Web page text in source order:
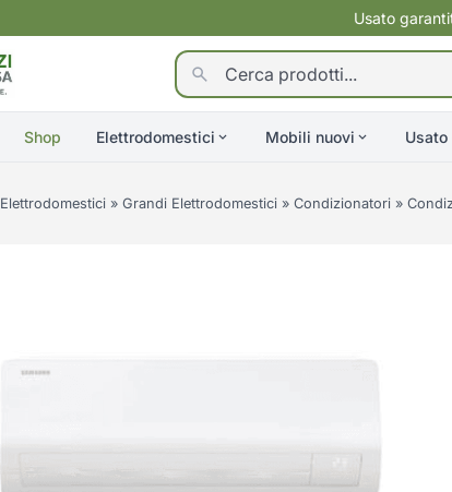
Usato
Shop Elettrodomestici Mobili nuovi
Elettrodomestici » Grandi Elettrodomestici » Condizionatori »